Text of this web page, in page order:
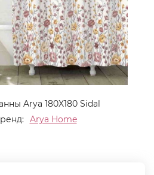
Arya 180X180 Sidal
Arya Home